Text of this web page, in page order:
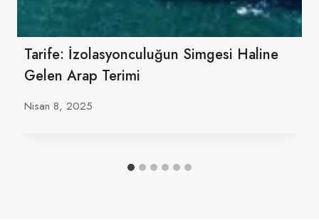
Tarife: İzolasyonculuğun Simgesi Haline
Gelen Arap Terimi
Nisan 8, 2025